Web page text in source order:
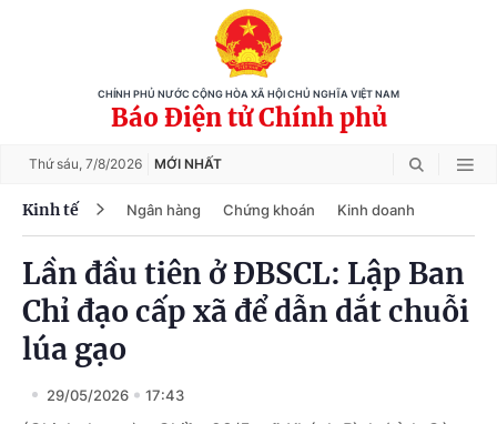
CHÍNH PHỦ NƯỚC CỘNG HÒA XÃ HỘI CHỦ NGHĨA VIỆT NAM
Báo Điện tử Chính phủ
Thứ sáu, 7/8/2026 MỚI NHẤT
Kinh tế Ngân hàng Chứng khoán Kinh doanh
Lần đầu tiên ở ĐBSCL: Lập Ban
Chỉ đạo cấp xã để dẫn dắt chuỗi
lúa gạo
29/05/2026 17:43